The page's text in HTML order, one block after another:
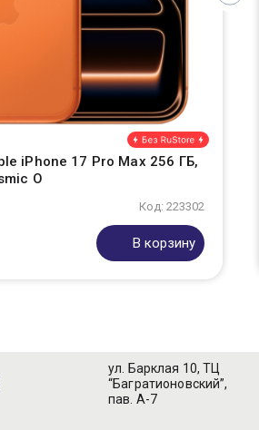
iPhone 17 Pro Max 256 ГБ,
O
Код: 223302
В корзину
ул. Барклая 10, ТЦ
“Багратионовский”,
пав. А-7